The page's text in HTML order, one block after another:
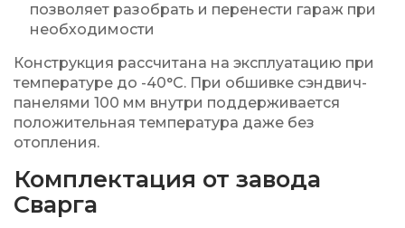
позволяет разобрать и перенести гараж при
необходимости
Конструкция рассчитана на эксплуатацию при
температуре до -40°C. При обшивке сэндвич-
панелями 100 мм внутри поддерживается
положительная температура даже без
отопления.
Комплектация от завода
Сварга